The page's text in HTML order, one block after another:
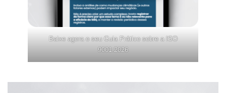
Baixe agora o seu Guia Prático sobre a ISO
9001:2026